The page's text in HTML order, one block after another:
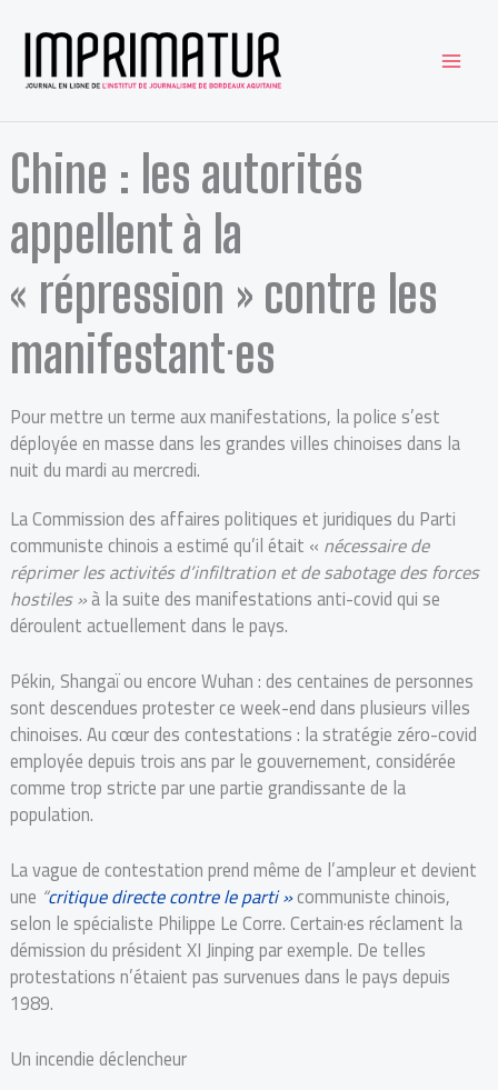
Chine : les autorités
appellent à la
« répression » contre les
manifestant·es
Pour mettre un terme aux manifestations, la police s’est
déployée en masse dans les grandes villes chinoises dans la
nuit du mardi au mercredi.
La Commission des affaires politiques et juridiques du Parti
communiste chinois a estimé qu’il était « nécessaire de
réprimer les activités d’infiltration et de sabotage des forces
hostiles »à la suite des manifestations anti-covid qui se
déroulent actuellement dans le pays.
Pékin, Shangaï ou encore Wuhan : des centaines de personnes
sont descendues protester ce week-end dans plusieurs villes
chinoises. Au cœur des contestations : la stratégie zéro-covid
employée depuis trois ans par le gouvernement, considérée
comme trop stricte par une partie grandissante de la
population.
La vague de contestation prend même de l’ampleur et devient
une “critique directe contre le parti »communiste chinois,
selon le spécialiste Philippe Le Corre. Certain·es réclament la
démission du président XI Jinping par exemple. De telles
protestations n’étaient pas survenues dans le pays depuis
1989.
Un incendie déclencheur